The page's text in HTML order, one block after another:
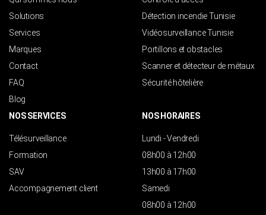
Solutions
Services
Marques
Contact
FAQ
Blog
Détection incendie Tunisie
Vidéosurveillance Tunisie
Portillons et obstacles
Scanner et détecteur de métaux
Sécurité hôtelière
NOS SERVICES
Télésurveillance
Formation
SAV
Accompagnement client
NOS HORAIRES
Lundi - Vendredi
08h00 à 12h00
13h00 à 17h00
Samedi
08h00 à 12h00